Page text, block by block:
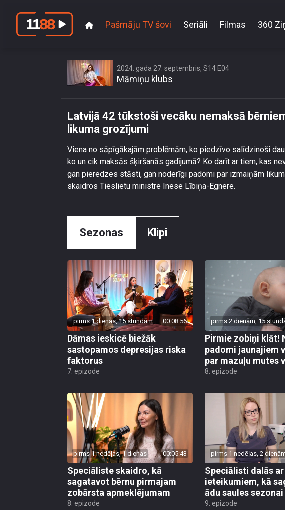
Pašmāju TV šovi Seriāli Filmas 360
2024. gada 27. septembris, S14 E04
Māmiņu klubs
Latvijā 42 tūkstoši vecāku nemaksā
likuma grozījumi
Viena no sāpīgākajām problēmām, ko piedzīvo salīdzinoši
ko un cik maksās šķiršanās gadījumā? Ko darīt ar tiem, kas
gan pieredzes stāsti, gan noderīgi padomi par izmaiņām
skaidros Tieslietu ministre Inese Lībiņa-Egnere.
Sezonas Klipi
pirms 1 dienas, 15 stundām 00:08:56
Dāmas ieskicē biežāk
sastopamos depresijas riska
faktorus
7. epizode
pirms 2 dienām, 15
Pirmie zobiņi klāt!
padomi jaunajiem
par mazuļu mutes
8. epizode
pirms 1 nedēļas, 1 dienas 00:05:43
Speciāliste skaidro, kā
sagatavot bērnu pirmajam
zobārsta apmeklējumam
8. epizode
pirms 1 nedēļas, 2
Speciālisti dalās ar
ieteikumiem, kā
ādu saules sezonai
9. epizode